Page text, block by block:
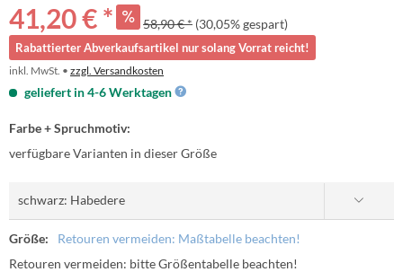
41,20 € * 58,90 € * (30,05% gespart)
Rabattierter Abverkaufsartikel nur solang Vorrat reicht!
inkl. MwSt. • zzgl. Versandkosten
geliefert in 4-6 Werktagen
Farbe + Spruchmotiv:
verfügbare Varianten in dieser Größe
Größe:
Retouren vermeiden: Maßtabelle beachten!
Retouren vermeiden: bitte Größentabelle beachten!